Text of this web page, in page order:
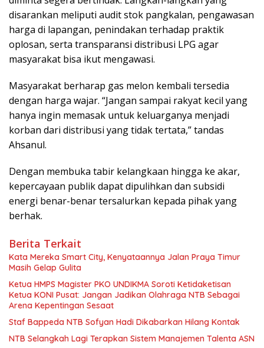
disarankan meliputi audit stok pangkalan, pengawasan
harga di lapangan, penindakan terhadap praktik
oplosan, serta transparansi distribusi LPG agar
masyarakat bisa ikut mengawasi.
Masyarakat berharap gas melon kembali tersedia
dengan harga wajar. “Jangan sampai rakyat kecil yang
hanya ingin memasak untuk keluarganya menjadi
korban dari distribusi yang tidak tertata,” tandas
Ahsanul.
Dengan membuka tabir kelangkaan hingga ke akar,
kepercayaan publik dapat dipulihkan dan subsidi
energi benar-benar tersalurkan kepada pihak yang
berhak.
Berita Terkait
Kata Mereka Smart City, Kenyataannya Jalan Praya Timur
Masih Gelap Gulita
Ketua HMPS Magister PKO UNDIKMA Soroti Ketidaketisan
Ketua KONI Pusat: Jangan Jadikan Olahraga NTB Sebagai
Arena Kepentingan Sesaat
Staf Bappeda NTB Sofyan Hadi Dikabarkan Hilang Kontak
NTB Selangkah Lagi Terapkan Sistem Manajemen Talenta ASN